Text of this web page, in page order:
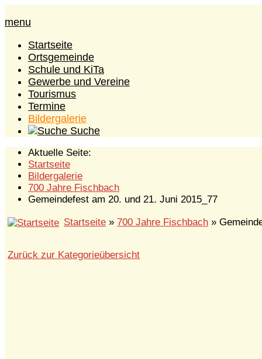
menu
Startseite
Ortsgemeinde
Schule und KiTa
Gewerbe und Vereine
Tourismus
Termine
Bildergalerie
Suche
Aktuelle Seite:
Startseite
Bildergalerie
700 Jahre Fischbach
Gemeindefest am 20. und 21. Juni 2015_77
Startseite » 700 Jahre Fischbach »
Zurück zur Kategorieübersicht